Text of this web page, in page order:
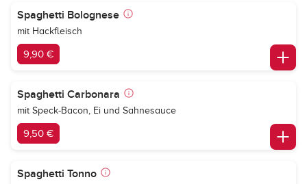
Spaghetti Bolognese
mit Hackfleisch
9,90 €
Spaghetti Carbonara
mit Speck-Bacon, Ei und Sahnesauce
9,50 €
Spaghetti Tonno